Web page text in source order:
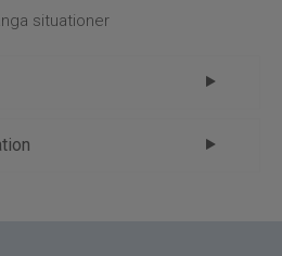
situationer
CullShad 10 cm –
diskret presentation